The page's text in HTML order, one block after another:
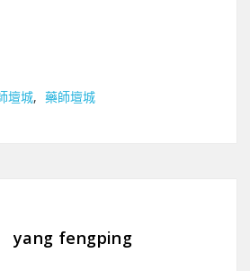
壇城, 藥師壇城
yang fengping